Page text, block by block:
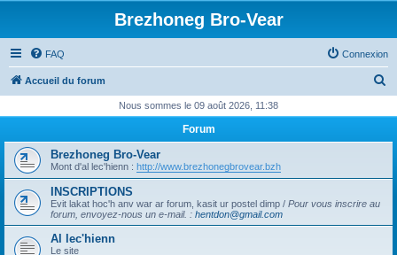
Brezhoneg Bro-Vear
FAQ Connexion
Accueil du forum
h
h
Nous sommes le 09 août 2026, 11:38
Forum
Brezhoneg Bro-Vear
Mont d'al lec'hienn : http://www.brezhonegbrovear.bzh
INSCRIPTIONS
Evit lakat hoc'h anv war ar forum, kasit ur postel dimp / Pour vous inscrire au
forum, envoyez-nous un e-mail. : hentdon@gmail.com
Al lec'hienn
Le site